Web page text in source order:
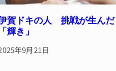
賀ドキの人 挑戦が生んだ
「輝き」
年9月21日